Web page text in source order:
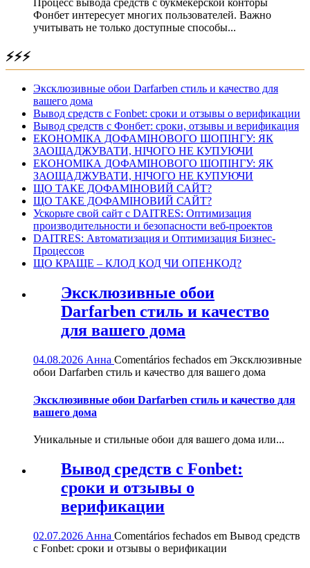
Процесс вывода средств с букмекерской конторы
Фонбет интересует многих пользователей. Важно
учитывать не только доступные способы...
⚡⚡⚡
Эксклюзивные обои Darfarben стиль и качество для
вашего дома
Вывод средств с Fonbet: сроки и отзывы о верификации
Вывод средств с Фонбет: сроки, отзывы и верификация
ЕКОНОМІКА ДОФАМІНОВОГО ШОПІНГУ: ЯК
ЗАОЩАДЖУВАТИ, НІЧОГО НЕ КУПУЮЧИ
ЕКОНОМІКА ДОФАМІНОВОГО ШОПІНГУ: ЯК
ЗАОЩАДЖУВАТИ, НІЧОГО НЕ КУПУЮЧИ
ЩО ТАКЕ ДОФАМІНОВИЙ САЙТ?
ЩО ТАКЕ ДОФАМІНОВИЙ САЙТ?
Ускорьте свой сайт с DAITRES: Оптимизация
производительности и безопасности веб-проектов
DAITRES: Автоматизация и Оптимизация Бизнес-
Процессов
ЩО КРАЩЕ – КЛОД КОД ЧИ ОПЕНКОД?
Эксклюзивные обои
Darfarben стиль и качество
для вашего дома
04.08.2026 Анна Comentários fechados em Эксклюзивные
обои Darfarben стиль и качество для вашего дома
Эксклюзивные обои Darfarben стиль и качество для
вашего дома
Уникальные и стильные обои для вашего дома или...
Вывод средств с Fonbet:
сроки и отзывы о
верификации
02.07.2026 Анна Comentários fechados em Вывод средств
с Fonbet: сроки и отзывы о верификации